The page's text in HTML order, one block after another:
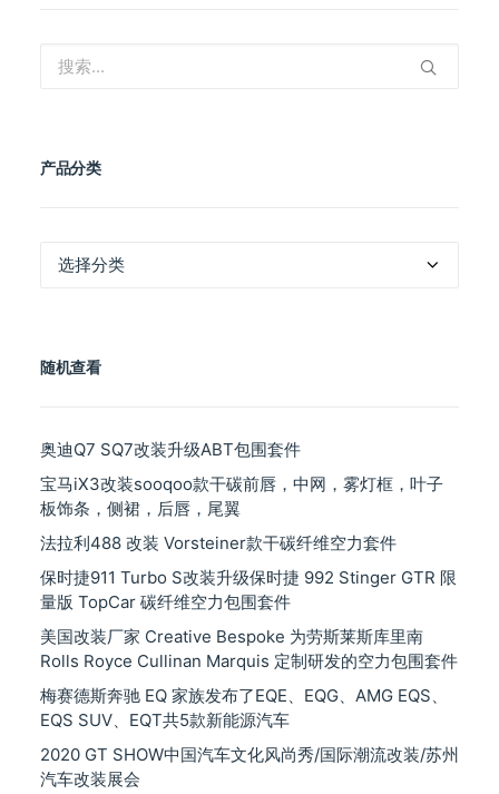
产品分类
随机查看
奥迪Q7 SQ7改装升级ABT包围套件
宝马iX3改装sooqoo款干碳前唇，中网，雾灯框，叶子
板饰条，侧裙，后唇，尾翼
法拉利488 改装 Vorsteiner款干碳纤维空力套件
保时捷911 Turbo S改装升级保时捷 992 Stinger GTR 限
量版 TopCar 碳纤维空力包围套件
美国改装厂家 Creative Bespoke 为劳斯莱斯库里南
Rolls Royce Cullinan Marquis 定制研发的空力包围套件
梅赛德斯奔驰 EQ 家族发布了EQE、EQG、AMG EQS、
EQS SUV、EQT共5款新能源汽车
2020 GT SHOW中国汽车文化风尚秀/国际潮流改装/苏州
汽车改装展会